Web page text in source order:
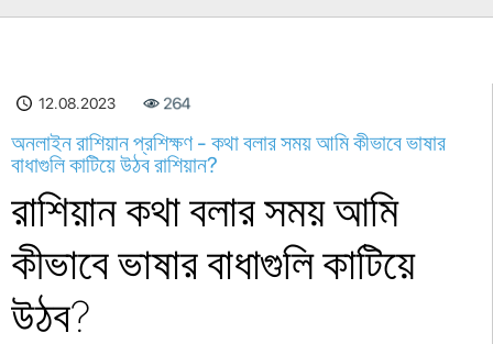
12.08.2023 264
অনলাইন রাশিয়ান প্রশিক্ষণ - কথা বলার সময় আমি কীভাবে ভাষার
বাধাগুলি কাটিয়ে উঠব রাশিয়ান?
রাশিয়ান কথা বলার সময় আমি
কীভাবে ভাষার বাধাগুলি কাটিয়ে
উঠব?